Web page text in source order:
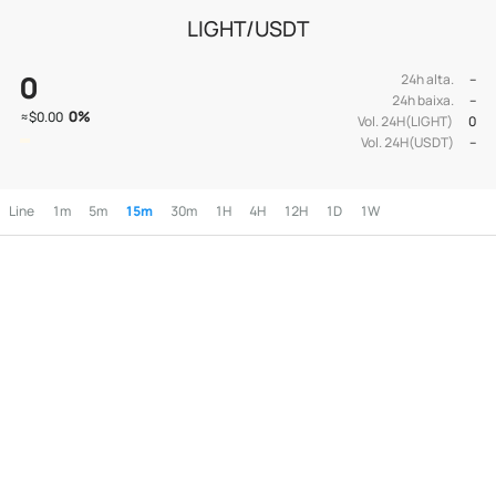
LIGHT/USDT
0
≈$0.00 0%
24h alta.
--
24h baixa.
--
Vol. 24H(LIGHT)
0
Vol. 24H(USDT)
--
Line 1m 5m 15m 30m 1H 4H 12H 1D 1W